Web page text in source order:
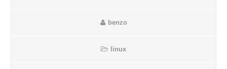
benzo
linux